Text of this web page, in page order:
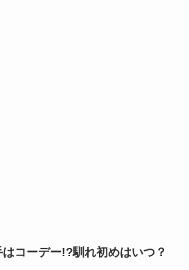
コーデー!?馴れ初めはいつ？